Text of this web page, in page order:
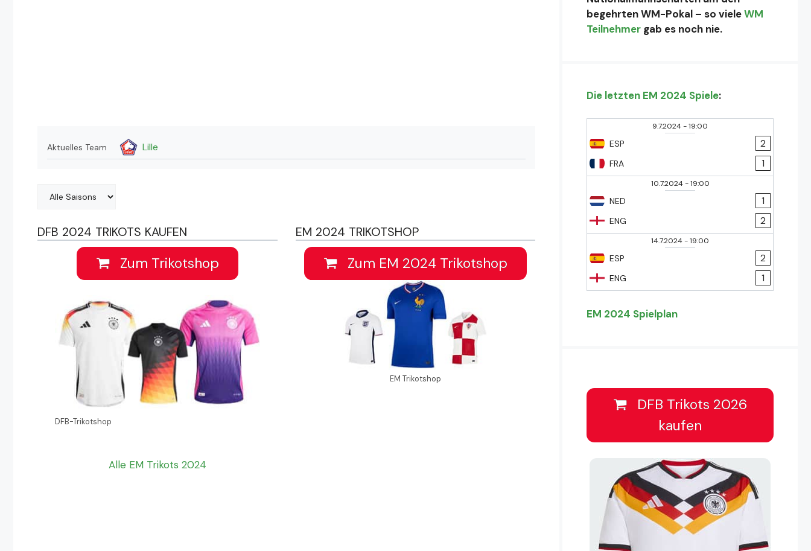
Aktuelles Team Lille
DFB 2024 TRIKOTS KAUFEN
Zum Trikotshop
DFB-Trikotshop
Alle EM Trikots 2024
EM 2024 TRIKOTSHOP
Zum EM 2024 Trikotshop
EM Trikotshop
begehrten WM-Pokal – so vieleWM
Teilnehmer gab es noch nie.
Die letzten EM 2024 Spiele:
9.7.2024-19:00
ESP
FRA
2
1
10.7.2024-19:00
NED
ENG
1
2
14.7.2024-19:00
ESP
ENG
2
1
EM 2024 Spielplan
DFB Trikots 2026
kaufen